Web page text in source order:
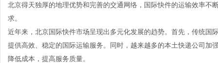
北京得天独厚的地理优势和完善的交通网络，国际快件的运输效率不
求。
近年来，北京国际快件市场呈现出多元化发展的趋势。首先，传统国
提供高效、稳定的国际运输服务。同时，越来越多的本土快递公司加
降低成本，提高服务质量。